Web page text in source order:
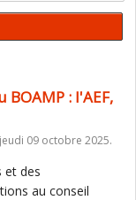
BOAMP : l'AEF,
09 octobre 2025.
et des
au conseil